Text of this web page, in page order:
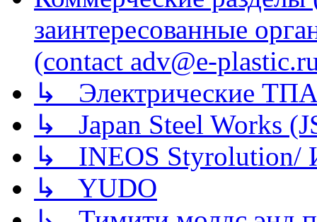
заинтересованные
(contact adv@e-
↳ Электрические
↳ Japan Steel Works
↳ INEOS
↳ YUDO